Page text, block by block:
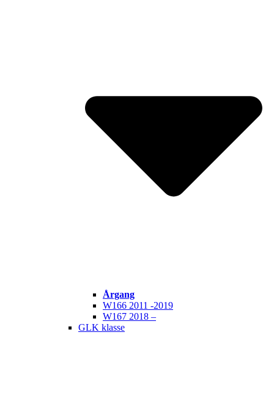
Årgang
W166 2011 -2019
W167 2018 –
GLK klasse